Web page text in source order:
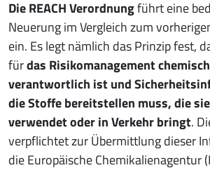
Die REACH Verordnungführt eine
Neuerung im Vergleich zum
ein. Es legt nämlich das Prinzip fest,
fürdas Risikomanagement
verantwortlich ist und
die Stoffe bereitstellen muss, die
verwendet oder in Verkehr bringt.
verpflichtet zur Übermittlung dieser
die Europäische Chemikalienagentur